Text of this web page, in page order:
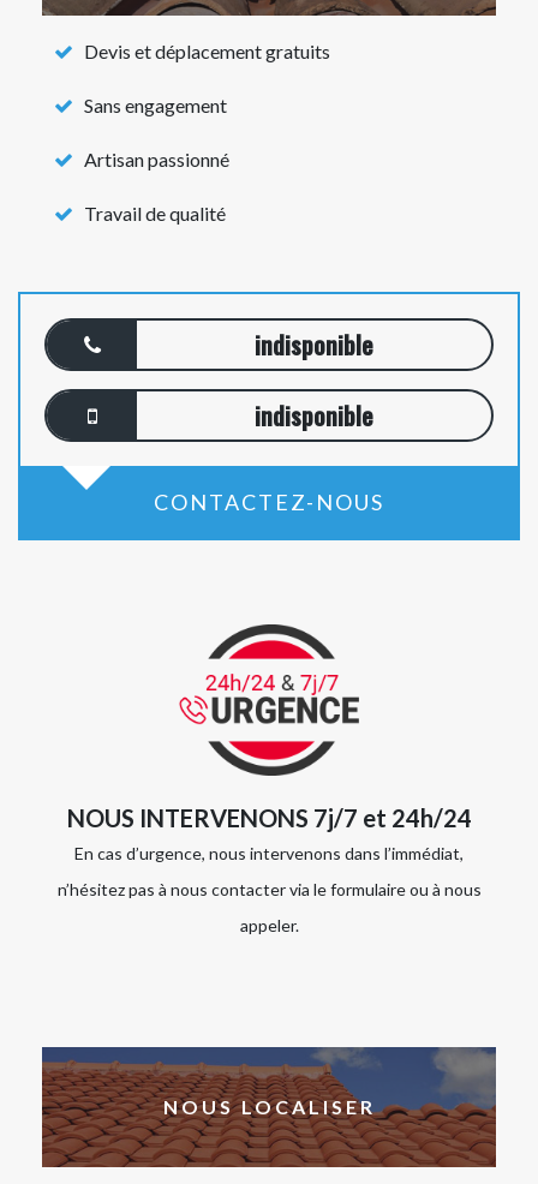
Devis et déplacement gratuits
Sans engagement
Artisan passionné
Travail de qualité
indisponible
indisponible
CONTACTEZ-NOUS
NOUS INTERVENONS 7j/7 et 24h/24
En cas d’urgence, nous intervenons dans l’immédiat,
n’hésitez pas à nous contacter via le formulaire ou à nous
appeler.
NOUS LOCALISER